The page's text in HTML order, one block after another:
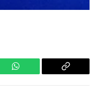
WhatsApp
Copy